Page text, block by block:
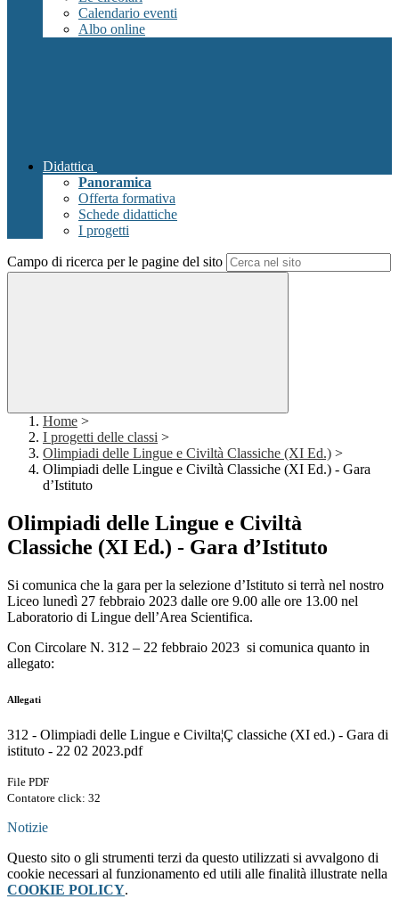
Calendario eventi
Albo online
Didattica
Panoramica
Offerta formativa
Schede didattiche
I progetti
Campo di ricerca per le pagine del sito
Home >
I progetti delle classi >
Olimpiadi delle Lingue e Civiltà Classiche (XI Ed.) >
Olimpiadi delle Lingue e Civiltà Classiche (XI Ed.) - Gara
d’Istituto
Olimpiadi delle Lingue e Civiltà
Classiche (XI Ed.) - Gara d’Istituto
Si comunica che la gara per la selezione d’Istituto si terrà nel nostro
Liceo lunedì 27 febbraio 2023 dalle ore 9.00 alle ore 13.00 nel
Laboratorio di Lingue dell’Area Scientifica.
Con Circolare N. 312 – 22 febbraio 2023 si comunica quanto in
allegato:
Allegati
312 - Olimpiadi delle Lingue e Civilta¦Ç classiche (XI ed.) - Gara di
istituto - 22 02 2023.pdf
File PDF
Contatore click: 32
Notizie
Questo sito o gli strumenti terzi da questo utilizzati si avvalgono di
cookie necessari al funzionamento ed utili alle finalità illustrate nella
COOKIE POLICY.